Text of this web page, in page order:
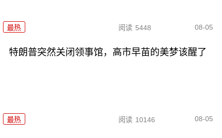
最热 阅读 5448 08-05
特朗普突然关闭领事馆，高市早苗的美梦该醒了
最热 阅读 10146 08-05